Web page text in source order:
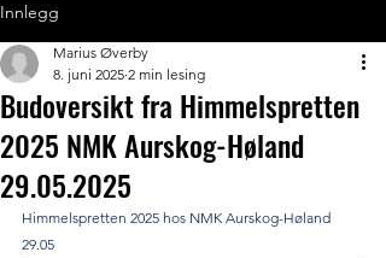
Innlegg
Budoversikt fra Himmelspretten
2025 NMK Aurskog-Høland
29.05.2025
Marius Øverby
8. juni 2025 2 min lesing
Himmelspretten 2025 hos NMK Aurskog-Høland
29.05